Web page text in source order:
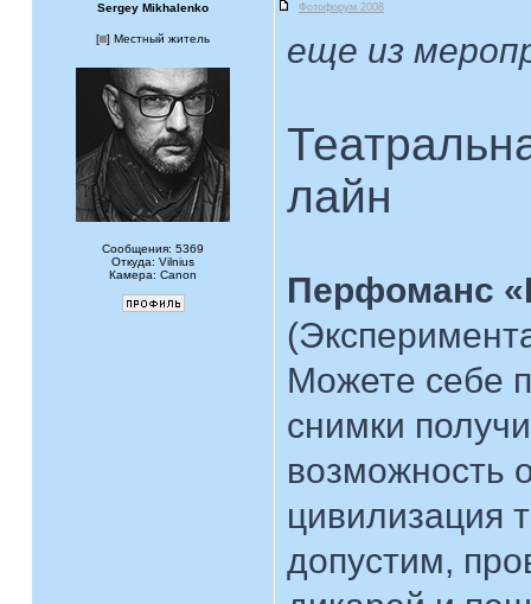
Sergey Mikhalenko Фотофорум 2008
[ ] Местный житель
Сообщения: 5369
Откуда: Vilnius
Камера: Canon
еще из
лайн
Перфоманс
Можете себе
снимки
возможность
цивилизация
допустим,